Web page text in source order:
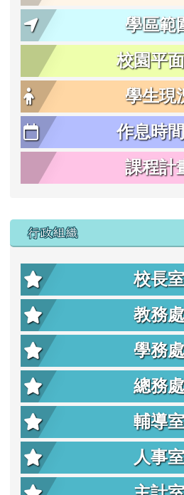
學區範
校園平
學生現
作息時
課程計
行政組織
校長室
教務處
學務處
總務處
輔導室
人事室